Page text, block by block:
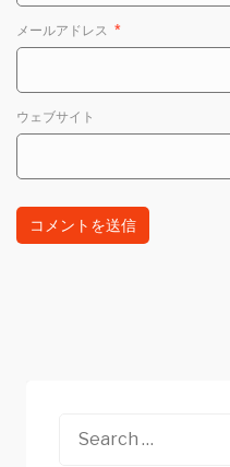
メールアドレス *
ウェブサイト
Search